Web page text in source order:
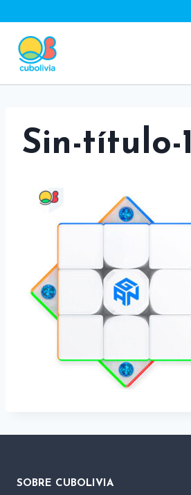
contenido
Sin-título-1
SOBRE CUBOLIVIA